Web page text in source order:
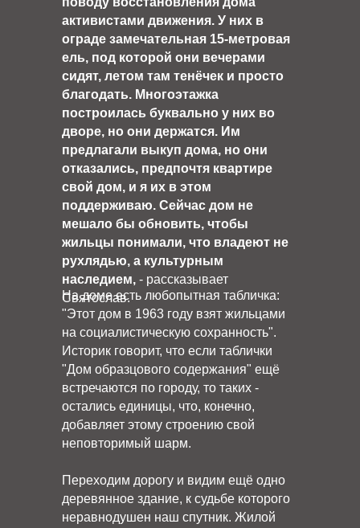
активистами движения. У них в
ограде замечательная 15-метровая
ель, под которой они вечерами
сидят, летом там тенёчек и просто
благодать. Многоэтажка
построилась буквально у них во
дворе, но они держатся. Им
предлагали выкуп дома, но они
отказались, предпочтя квартире
свой дом, и я их в этом
поддерживаю. Сейчас дом не
мешало бы обновить, чтобы
жильцы понимали, что владеют не
рухлядью, а культурным
наследием, - рассказывает
Святослав.
На доме есть любопытная табличка:
"Этот дом в 1963 году взят жильцами
на социалистическую сохранность".
Историк говорит, что если таблички
"Дом образцового содержания" ещё
встречаются по городу, то таких -
остались единицы, что, конечно,
добавляет этому строению свой
неповторимый шарм.
Переходим дорогу и видим ещё одно
деревянное здание, к судьбе которого
неравнодушен наш спутник. Жилой